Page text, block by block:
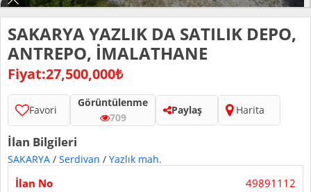
SAKARYA YAZLIK DA SATILIK DEPO,
ANTREPO, İMALATHANE
Fiyat:27,500,000₺
Favori
Görüntülenme
709
Paylaş Harita
İlan Bilgileri
SAKARYA / Serdivan / Yazlık mah.
İlan No
49891112